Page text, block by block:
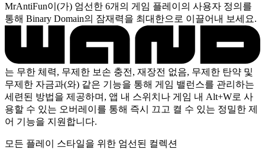
MrAntiFun이(가) 엄선한 6개의 게임 플레이의 사용자 정의를
통해 Binary Domain의 잠재력을 최대한으로 이끌어내 보세요.
는 무한 체력, 무제한 보손 충전, 재장전 없음, 무제한 탄약 및
무제한 자금과(와) 같은 기능을 통해 게임 밸런스를 관리하는
세련된 방법을 제공하며, 앱 내 스위치나 게임 내 Alt+W로 사
용할 수 있는 오버레이를 통해 즉시 끄고 켤 수 있는 정밀한 제
어 기능을 지원합니다.
모든 플레이 스타일을 위한 엄선된 컬렉션